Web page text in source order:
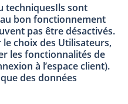
techniquesIls sont
bon fonctionnement
pas être désactivés.
choix des Utilisateurs,
les fonctionnalités de
à l’espace client).
des données